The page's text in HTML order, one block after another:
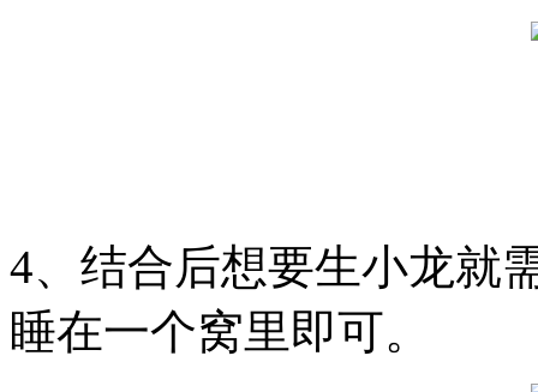
4、结合后想要生小龙就
睡在一个窝里即可。